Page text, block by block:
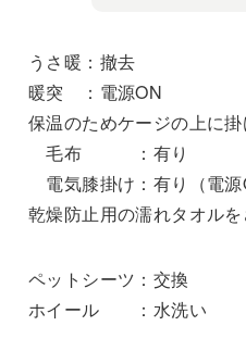
うさ暖：撤去
暖突 ：電源ON
保温のためケージの上に
毛布 ：有り
電気膝掛け：有り（電源
乾燥防止用の濡れタオルを
ペットシーツ：交換
ホイール ：水洗い